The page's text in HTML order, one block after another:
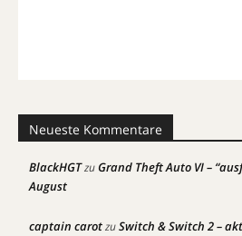
Neueste Kommentare
BlackHGTzuGrand Theft Auto VI –
August
captain carotzuSwitch & Switch 2 –